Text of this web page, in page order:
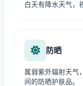
白天有降水天气，
防晒
属弱紫外辐射天气
间的防晒护肤品。